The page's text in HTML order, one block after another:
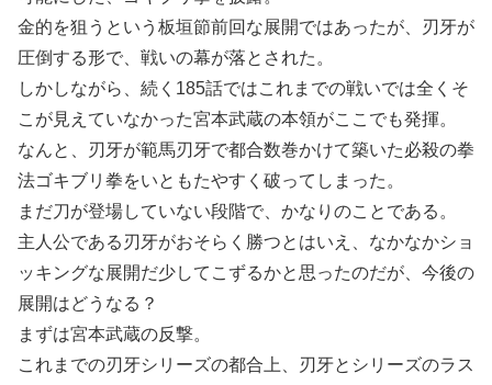
金的を狙うという板垣節前回な展開ではあったが、刃牙が
圧倒する形で、戦いの幕が落とされた。
しかしながら、続く185話ではこれまでの戦いでは全くそ
こが見えていなかった宮本武蔵の本領がここでも発揮。
なんと、刃牙が範馬刃牙で都合数巻かけて築いた必殺の拳
法ゴキブリ拳をいともたやすく破ってしまった。
まだ刀が登場していない段階で、かなりのことである。
主人公である刃牙がおそらく勝つとはいえ、なかなかショ
ッキングな展開だ少してこずるかと思ったのだが、今後の
展開はどうなる？
まずは宮本武蔵の反撃。
これまでの刃牙シリーズの都合上、刃牙とシリーズのラス